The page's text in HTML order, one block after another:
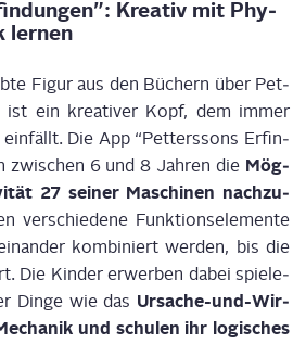
Krea­tiv mit Phy­
lernen
Figur aus den Büchern über Pet­
ist ein krea­ti­ver Kopf, dem immer
Die App “Pet­ters­sons Erfin­
zwi­schen 6 und 8 Jah­ren die Mög­
27 sei­ner Maschi­nen nach­zu­
ver­schie­de­ne Funk­ti­ons­ele­men­te
kom­bi­niert wer­den, bis die
Die Kin­der erwer­ben dabei spie­le­
Din­ge wie das Ursa­che-und-Wir­
und schu­len ihr logi­sches